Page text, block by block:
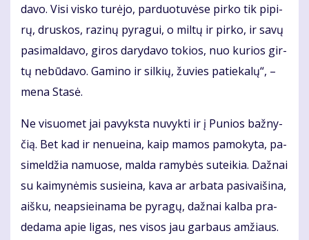
da­vo. Vi­si vis­ko tu­rė­jo, par­duo­tu­vė­se pir­ko tik pi­pi­
rų, drus­kos, ra­zi­nų py­ra­gui, o mil­tų ir pir­ko, ir sa­vų
pa­si­mal­da­vo, gi­ros da­ry­da­vo to­kios, nuo ku­rios gir­
tų ne­bū­da­vo. Ga­mi­no ir sil­kių, žu­vies pa­tie­ka­lų“, –
me­na Sta­sė.
Ne vi­suo­met jai pa­vyks­ta nu­vyk­ti ir į Pu­nios baž­ny­
čią. Bet kad ir ne­nu­ei­na, kaip ma­mos pa­mo­ky­ta, pa­
si­mel­džia na­muo­se, mal­da ra­my­bės su­tei­kia. Daž­nai
su kai­my­nė­mis su­si­ei­na, ka­va ar ar­ba­ta pa­si­vai­ši­na,
aiš­ku, neap­si­ei­na­ma be py­ra­gų, daž­nai kal­ba pra­
de­da­ma apie li­gas, nes vi­sos jau gar­baus am­žiaus.